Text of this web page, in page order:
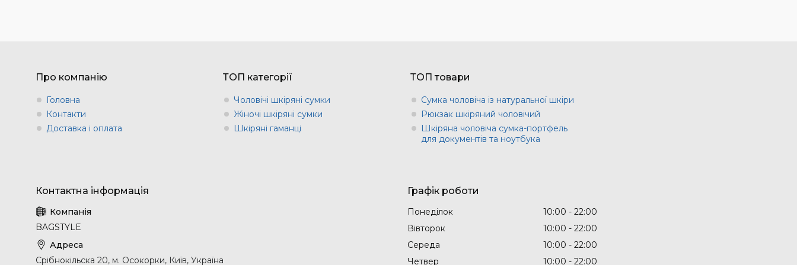
Про компанію
Головна
Контакти
Доставка і оплата
ТОП категорії
Чоловічі шкіряні сумки
Жіночі шкіряні сумки
Шкіряні гаманці
ТОП товари
Сумка чоловіча із натуральної шкіри
Рюкзак шкіряний чоловічий
Шкіряна чоловіча сумка-портфель
для документів та ноутбука
BAGSTYLE
Срібнокільска 20, м. Осокорки, Київ, Україна
Графік роботи
Понеділок 10:00
22:00
Вівторок
10:00
22:00
Середа
10:00
22:00
Четвер
10:00 22:00